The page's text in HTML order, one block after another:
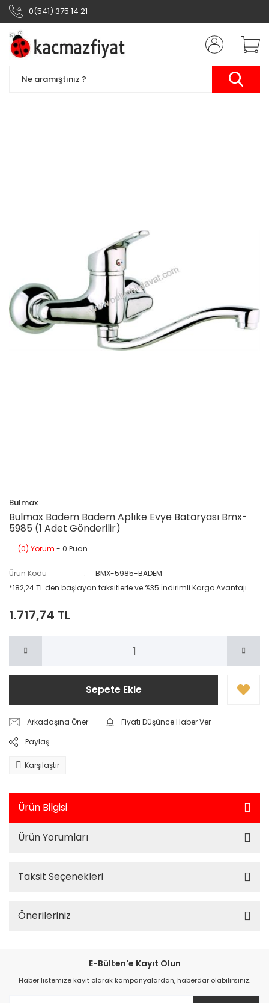
0(541) 375 14 21
Bulmax
Bulmax Badem Badem Aplıke Evye Bataryası Bmx-
5985 (1 Adet Gönderilir)
(0) Yorum - 0 Puan
Ürün Kodu
BMX-5985-BADEM
*182,24 TL den başlayan taksitlerle ve %35 İndirimli Kargo Avantajı
1.717,74 TL
Sepete Ekle
Arkadaşına Öner
Fiyatı Düşünce Haber Ver
Paylaş
Karşılaştır
Ürün Bilgisi
Ürün Yorumları
Taksit Seçenekleri
Önerileriniz
E-Bülten'e Kayıt Olun
Haber listemize kayıt olarak kampanyalardan, haberdar olabilirsiniz.